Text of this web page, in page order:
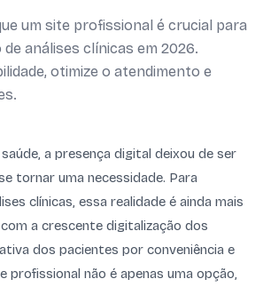
um site profissional é crucial para
análises clínicas em 2026.
otimize o atendimento e
a presença digital deixou de ser
tornar uma necessidade. Para
clínicas, essa realidade é ainda mais
a crescente digitalização dos
dos pacientes por conveniência e
profissional não é apenas uma opção,